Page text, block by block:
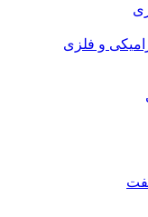
و فلزی